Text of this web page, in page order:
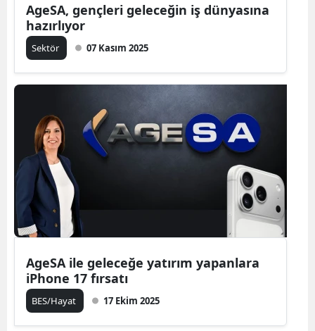
AgeSA, gençleri geleceğin iş dünyasına
hazırlıyor
Sektör 07 Kasım 2025
AgeSA ile geleceğe yatırım yapanlara
iPhone 17 fırsatı
BES/Hayat 17 Ekim 2025